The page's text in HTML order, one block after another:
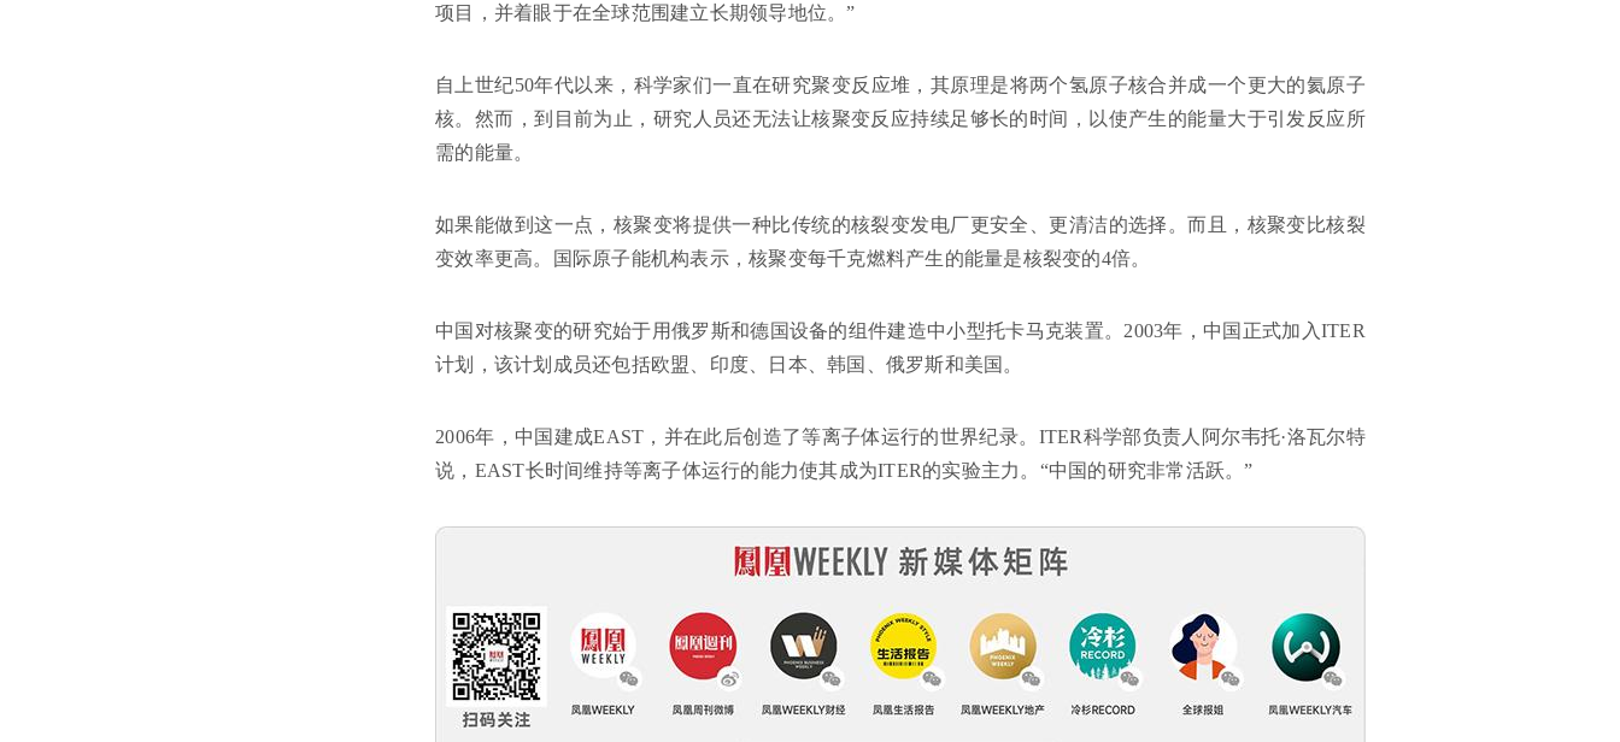
项目，并着眼于在全球范围建立长期领导地位。”
自上世纪50年代以来，科学家们一直在研究聚变反应堆，其原理是将两个氢原子核合并成一个更大的氦原子
核。然而，到目前为止，研究人员还无法让核聚变反应持续足够长的时间，以使产生的能量大于引发反应所
需的能量。
如果能做到这一点，核聚变将提供一种比传统的核裂变发电厂更安全、更清洁的选择。而且，核聚变比核裂
变效率更高。国际原子能机构表示，核聚变每千克燃料产生的能量是核裂变的4倍。
中国对核聚变的研究始于用俄罗斯和德国设备的组件建造中小型托卡马克装置。2003年，中国正式加入ITER
计划，该计划成员还包括欧盟、印度、日本、韩国、俄罗斯和美国。
2006年，中国建成EAST，并在此后创造了等离子体运行的世界纪录。ITER科学部负责人阿尔韦托·洛瓦尔特
说，EAST长时间维持等离子体运行的能力使其成为ITER的实验主力。“中国的研究非常活跃。”